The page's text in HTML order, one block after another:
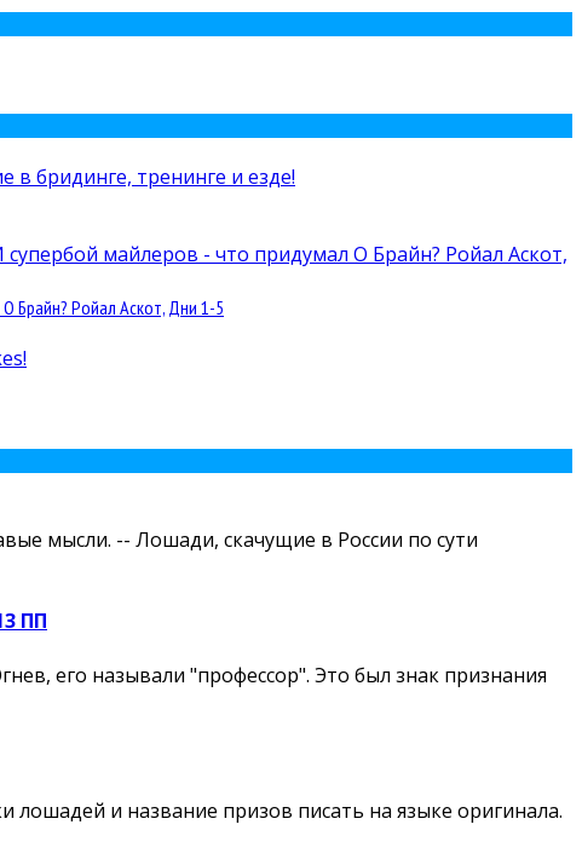
Брайн? Ройал Аскот, Дни 1-5
мысли. -- Лошади, скачущие в России по сути
ПП
его называли "профессор". Это был знак признания
лошадей и название призов писать на языке оригинала.